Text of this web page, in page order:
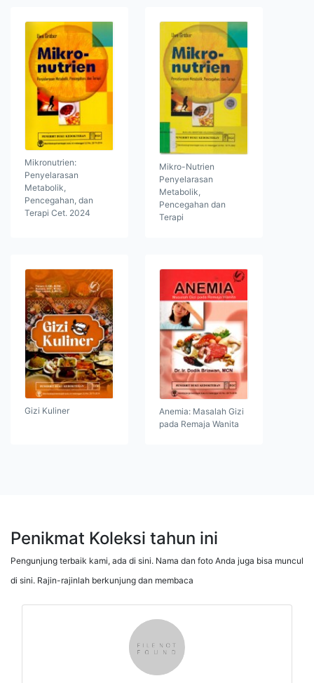
Mikronutrien:
Penyelarasan
Metabolik,
Pencegahan, dan
Terapi Cet. 2024
Mikro-Nutrien
Penyelarasan
Metabolik,
Pencegahan dan
Terapi
Gizi Kuliner
Anemia: Masalah Gizi
pada Remaja Wanita
Penikmat Koleksi tahun ini
Pengunjung terbaik kami, ada di sini. Nama dan foto Anda juga bisa muncul
di sini. Rajin-rajinlah berkunjung dan membaca